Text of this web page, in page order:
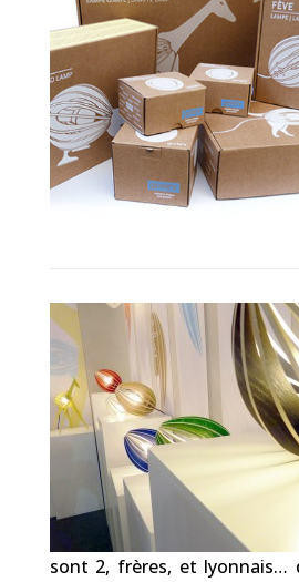
sont 2, frères, et lyonnais…